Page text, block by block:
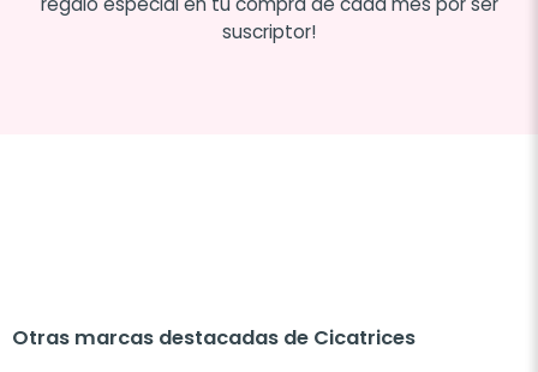
suscriptor!
Otras marcas destacadas de Cicatrices